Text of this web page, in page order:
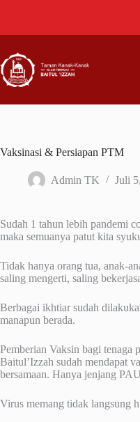
Vaksinasi & Persiapan PTM
Admin TK Juli
Sudah 1 tahun lebih pandemi
maka semuanya patut kita
Tidak hanya orang tua, anak-
saling mengerti, saling
Berbagai ikhtiar sudah
manapun berada.
Pemberian Vaksin bagi tenaga
Baitul’Izzah sudah mendapat
bersamaan. Hanya jenjang
Virus memang tidak langsung